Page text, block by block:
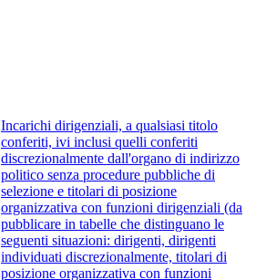
Incarichi dirigenziali, a qualsiasi titolo
conferiti, ivi inclusi quelli conferiti
discrezionalmente dall'organo di indirizzo
politico senza procedure pubbliche di
selezione e titolari di posizione
organizzativa con funzioni dirigenziali (da
pubblicare in tabelle che distinguano le
seguenti situazioni: dirigenti, dirigenti
individuati discrezionalmente, titolari di
posizione organizzativa con funzioni